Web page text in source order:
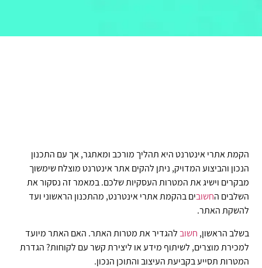
הקמת אתרי אינטרנט היא תהליך מורכב ומאתגר, אך עם התכנון
הנכון והביצוע המדויק, ניתן להקים אתר אינטרנט מוצלח שימשוך
מבקרים וישיג את המטרות העסקיות שלכם. במאמר זה נסקור את
השלבים החשובים בהקמת אתרי אינטרנט, מהתכנון הראשוני ועד
להשקת האתר.
בשלב הראשון, חשובלהגדיר את מטרות האתר. האם האתר מיועד
למכירת מוצרים, לשיתוף מידע או ליצירת קשר עם לקוחות? הגדרת
המטרות תסייע בקביעת העיצוב והתוכן הנכון.